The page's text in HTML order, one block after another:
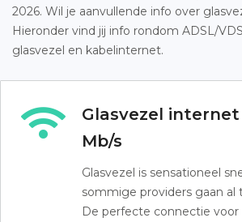
2026. Wil je aanvullende info over
Hieronder vind jij info rondom ADSL/
glasvezel en kabelinternet.
Glasvezel internet
Mb/s
Glasvezel is sensationeel
sommige providers gaan al
De perfecte connectie